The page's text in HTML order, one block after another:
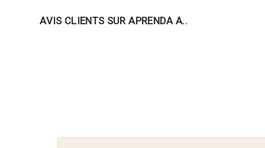
AVIS CLIENTS SUR APRENDA A..